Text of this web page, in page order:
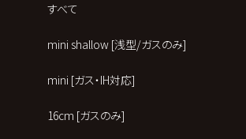
すべて
mini shallow [浅型/ガスのみ]
mini [ガス・IH対応]
16cm [ガスのみ]